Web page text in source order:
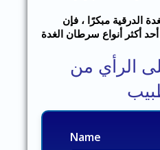
الدرقية مبكرًا ، فإن
أكثر أنواع سرطان الغدة
الرأي من
Name